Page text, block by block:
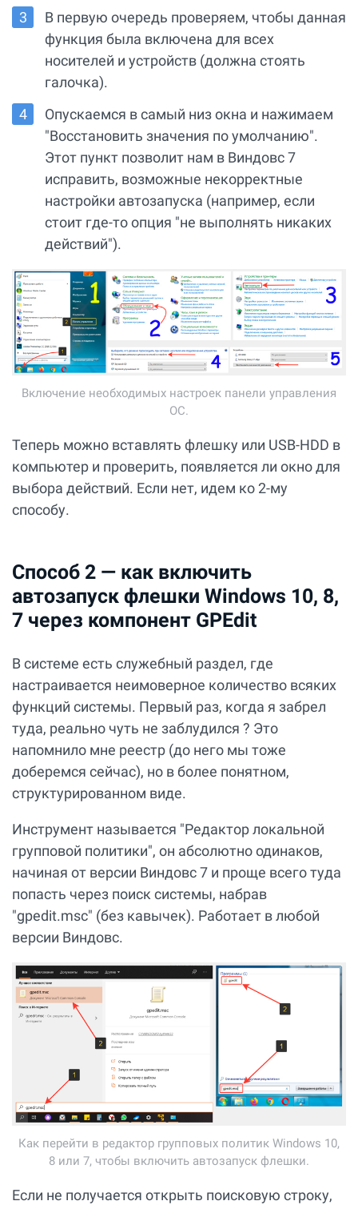
В первую очередь проверяем, чтобы данная
функция была включена для всех
носителей и устройств (должна стоять
галочка).
Опускаемся в самый низ окна и нажимаем
"Восстановить значения по умолчанию".
Этот пункт позволит нам в Виндовс 7
исправить, возможные некорректные
настройки автозапуска (например, если
стоит где-то опция "не выполнять никаких
действий").
Включение необходимых настроек панели управления
ОС.
Теперь можно вставлять флешку или USB-HDD в
компьютер и проверить, появляется ли окно для
выбора действий. Если нет, идем ко 2-му
способу.
Способ 2 — как включить
автозапуск флешки Windows 10, 8,
7 через компонент GPEdit
В системе есть служебный раздел, где
настраивается неимоверное количество всяких
функций системы. Первый раз, когда я забрел
туда, реально чуть не заблудился ? Это
напомнило мне реестр (до него мы тоже
доберемся сейчас), но в более понятном,
структурированном виде.
Инструмент называется "Редактор локальной
групповой политики", он абсолютно одинаков,
начиная от версии Виндовс 7 и проще всего туда
попасть через поиск системы, набрав
"gpedit.msc" (без кавычек). Работает в любой
версии Виндовс.
Как перейти в редактор групповых политик Windows 10,
8 или 7, чтобы включить автозапуск флешки.
Если не получается открыть поисковую строку,